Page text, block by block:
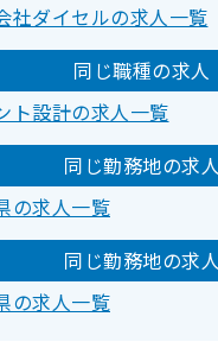
社ダイセルの求人一覧
同じ職種の求人
ト設計の求人一覧
同じ勤務地の求人
の求人一覧
同じ勤務地の求人
の求人一覧